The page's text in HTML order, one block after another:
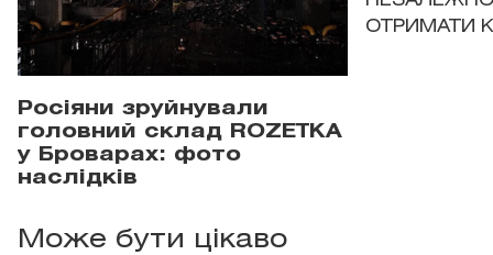
Росіяни зруйнували
головний склад ROZETKA
у Броварах: фото
наслідків
ОТРИМАТИ
Може бути цікаво